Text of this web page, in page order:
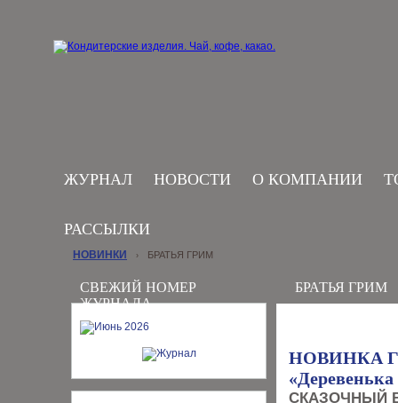
ЖУРНАЛ НОВОСТИ О КОМПАНИИ
РАССЫЛКИ
СВЕЖИЙ НОМЕР
ЖУРНАЛА
НОВИНКИ › БРАТЬЯ ГРИМ
БРАТЬЯ ГРИМ
НОВИНКА
СКАЗОЧНЫЙ